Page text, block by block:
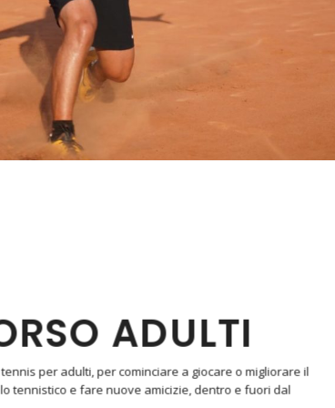
ADULTI
per adulti, per cominciare a giocare o migliorare il
tennistico e fare nuove amicizie, dentro e fuori dal